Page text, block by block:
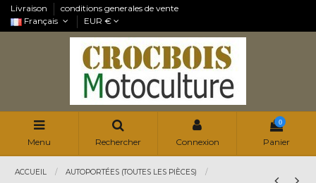
Livraison
conditions generales de vente
Français
EUR €
Menu Rechercher Connexion
0
Panier
ACCUEIL
AUTOPORTÉES (TOUTES LES PIÈCES)